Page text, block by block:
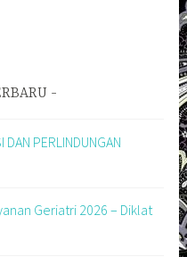
DAN PERLINDUNGAN
Geriatri 2026 – Diklat